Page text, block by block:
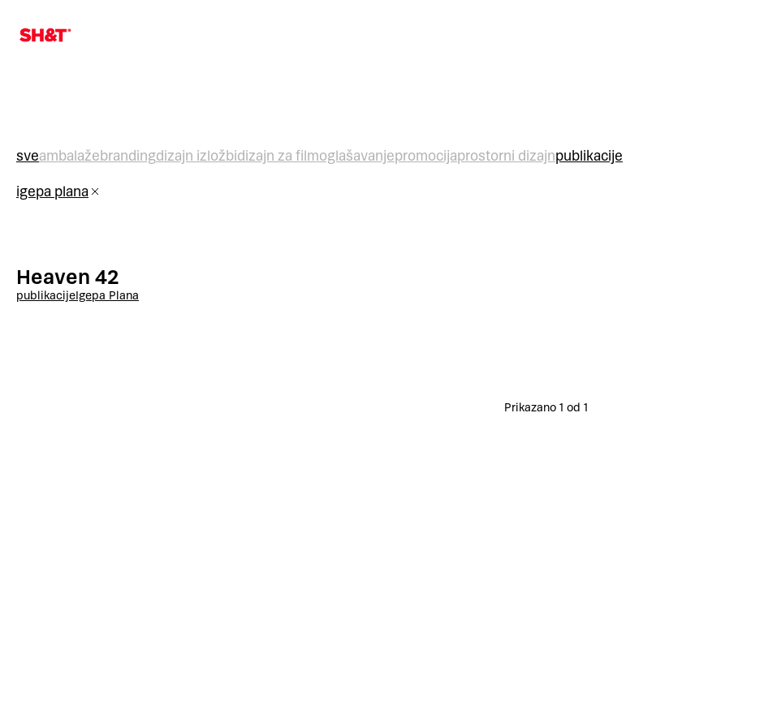
sveambalažebrandingdizajn izložbidizajn za filmoglašavanjepromocijaprostorni dizajnpublikacije
igepa plana
Heaven 42
publikacijeIgepa Plana
Prikazano 1 od 1